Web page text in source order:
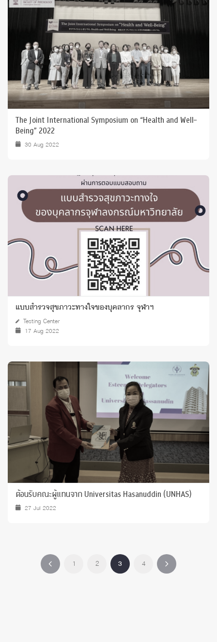
The Joint International Symposium on “Health and Well-
Being” 2022
30 Aug 2022
แบบสำรวจสุขภาวะทางใจของบุคลากร จุฬาฯ
Testing Center
17 Aug 2022
ต้อนรับคณะผู้แทนจาก Universitas Hasanuddin (UNHAS)
27 Jul 2022
1 2 3 4